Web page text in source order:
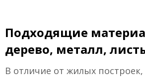
Подходящие
дерево, металл,
В отличие от жилых построек,